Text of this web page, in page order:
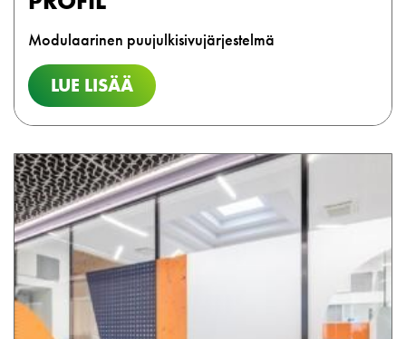
Modulaarinen puujulkisivujärjestelmä
LUE LISÄÄ